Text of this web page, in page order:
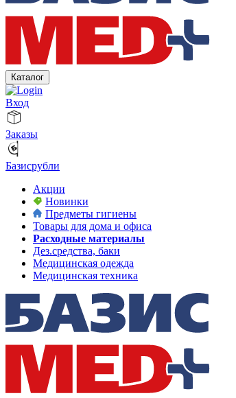
Каталог
Вход
Заказы
Базисрубли
Акции
Новинки
Предметы гигиены
Товары для дома и офиса
Расходные материалы
Дез.средства, баки
Медицинская одежда
Медицинская техника